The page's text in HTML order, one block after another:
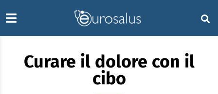
Curare il dolore con il
cibo